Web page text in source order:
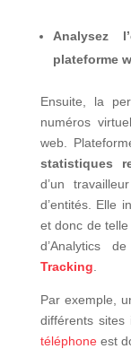
Analysez
plateforme
Ensuite, la
numéros
web.
statistiques
d’un
d’entités. Elle
et donc de
d’Analytics
Tracking
Par exemple,
différents sites
téléphoneest